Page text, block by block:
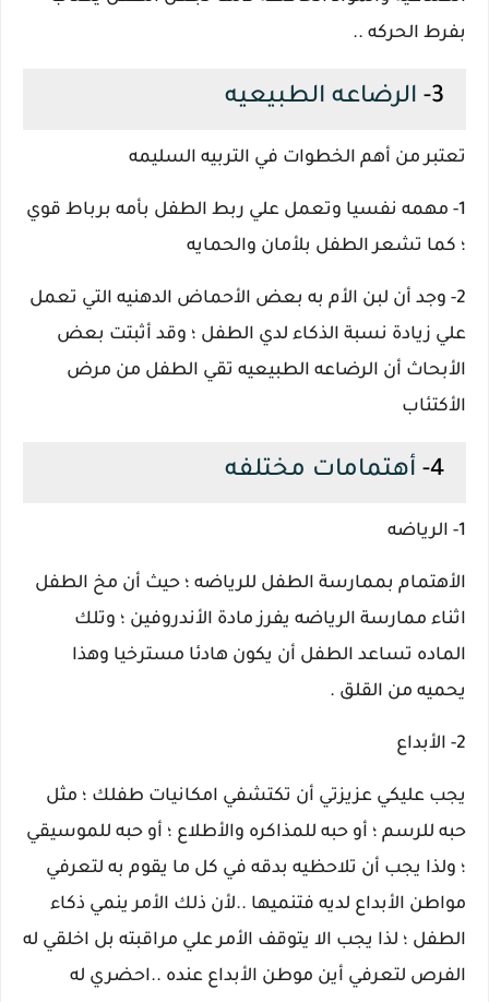
بفرط الحركه ..
3- الرضاعه الطبيعيه
تعتبر من أهم الخطوات في التربيه السليمه
1- مهمه نفسيا وتعمل علي ربط الطفل بأمه برباط قوي
؛ كما تشعر الطفل بلأمان والحمايه
2- وجد أن لبن الأم به بعض الأحماض الدهنيه التي تعمل
علي زيادة نسبة الذكاء لدي الطفل ؛ وقد أثبتت بعض
الأبحاث أن الرضاعه الطبيعيه تقي الطفل من مرض
الأكتئاب
4- أهتمامات مختلفه
1- الرياضه
الأهتمام بممارسة الطفل للرياضه ؛ حيث أن مخ الطفل
اثناء ممارسة الرياضه يفرز مادة الأندروفين ؛ وتلك
الماده تساعد الطفل أن يكون هادئا مسترخيا وهذا
يحميه من القلق .
2- الأبداع
يجب عليكي عزيزتي أن تكتشفي امكانيات طفلك ؛ مثل
حبه للرسم ؛ أو حبه للمذاكره والأطلاع ؛ أو حبه للموسيقي
؛ ولذا يجب أن تلاحظيه بدقه في كل ما يقوم به لتعرفي
مواطن الأبداع لديه فتنميها ..لأن ذلك الأمر ينمي ذكاء
الطفل ؛ لذا يجب الا يتوقف الأمر علي مراقبته بل اخلقي له
الفرص لتعرفي أين موطن الأبداع عنده ..احضري له